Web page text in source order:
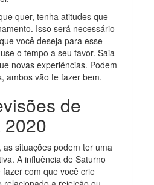
quer, tenha atitudes que
Isso será necessário
você deseja para esse
o tempo a seu favor. Saia
novas experiências. Podem
ambos vão te fazer bem.
de
2020
as situações podem ter uma
A influência de Saturno
com que você crie